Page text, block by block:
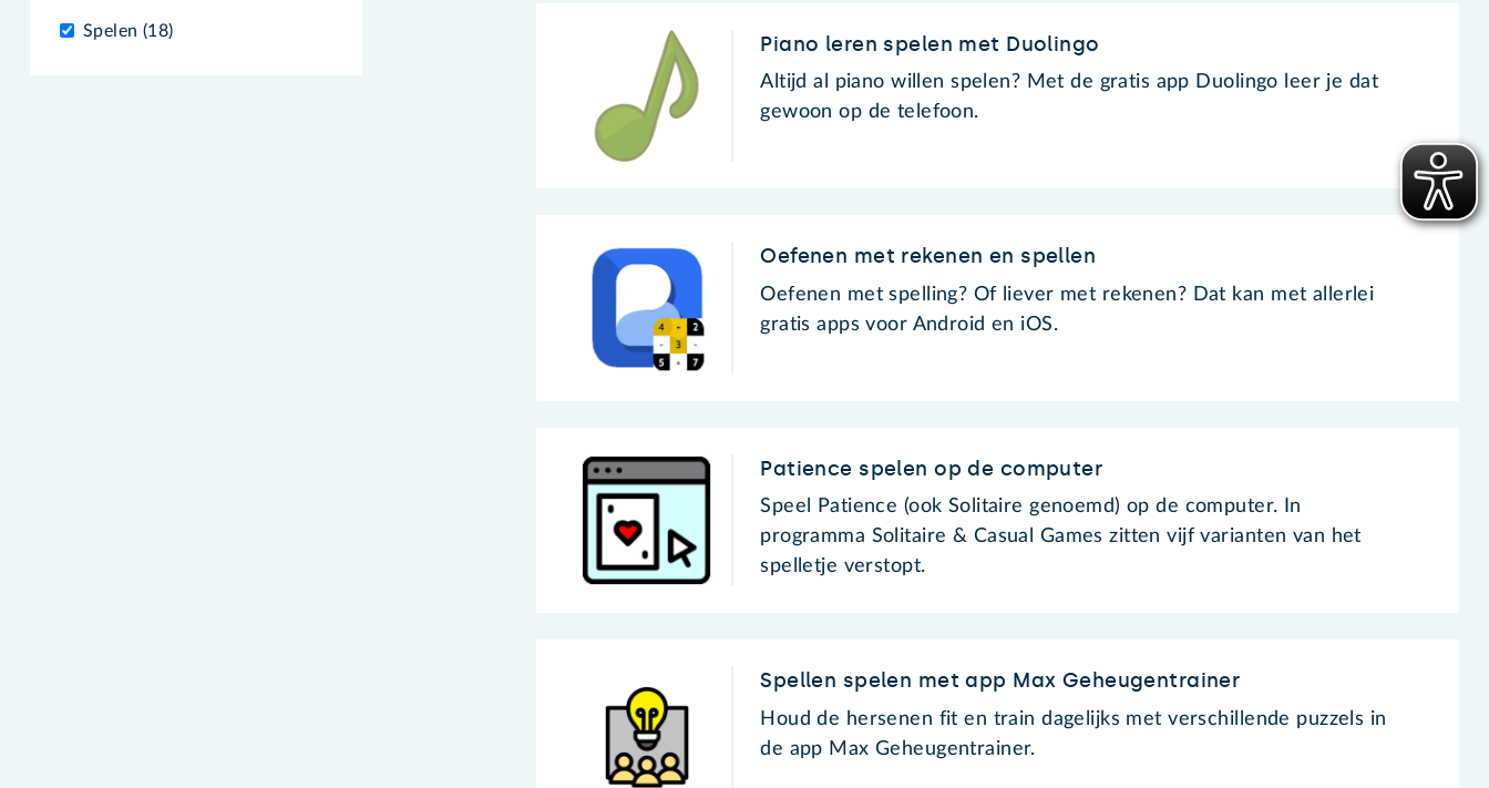
Spelen (18)
Piano leren spelen met Duolingo
Altijd al piano willen spelen? Met de gratis app Duolingo leer je dat
gewoon op de telefoon.
Oefenen met rekenen en spellen
Oefenen met spelling? Of liever met rekenen? Dat kan met allerlei
gratis apps voor Android en iOS.
Patience spelen op de computer
Speel Patience (ook Solitaire genoemd) op de computer. In
programma Solitaire & Casual Games zitten vijf varianten van het
spelletje verstopt.
Spellen spelen met app Max Geheugentrainer
Houd de hersenen fit en train dagelijks met verschillende puzzels in
de app Max Geheugentrainer.